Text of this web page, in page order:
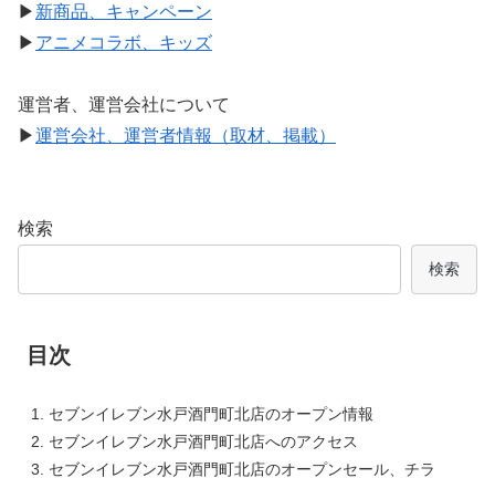
▶ 新商品、キャンペーン
▶ アニメコラボ、キッズ
運営者、運営会社について
▶運営会社、運営者情報（取材、掲載）
検索
検索
目次
セブンイレブン水戸酒門町北店のオープン情報
セブンイレブン水戸酒門町北店へのアクセス
セブンイレブン水戸酒門町北店のオープンセール、チラ